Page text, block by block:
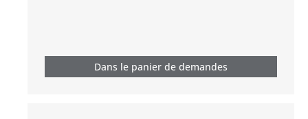
Dans le panier de demandes